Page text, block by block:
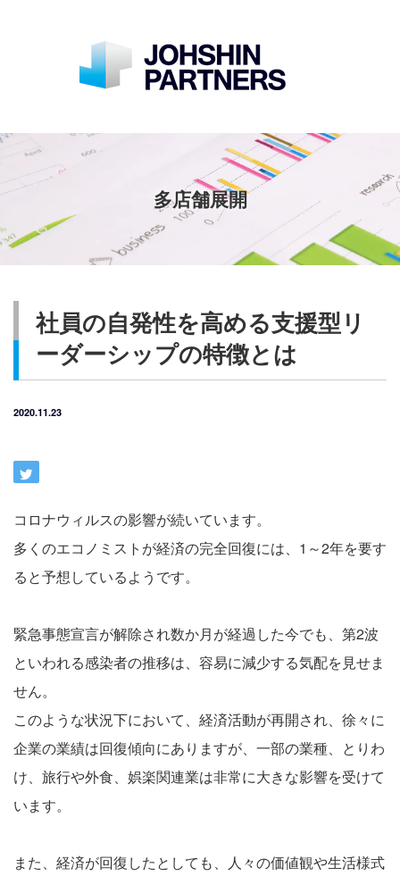
多店舗展開
社員の自発性を高める支援型リ
ーダーシップの特徴とは
2020.11.23
コロナウィルスの影響が続いています。
多くのエコノミストが経済の完全回復には、1～2年を要す
ると予想しているようです。
緊急事態宣言が解除され数か月が経過した今でも、第2波
といわれる感染者の推移は、容易に減少する気配を見せま
せん。
このような状況下において、経済活動が再開され、徐々に
企業の業績は回復傾向にありますが、一部の業種、とりわ
け、旅行や外食、娯楽関連業は非常に大きな影響を受けて
います。
また、経済が回復したとしても、人々の価値観や生活様式